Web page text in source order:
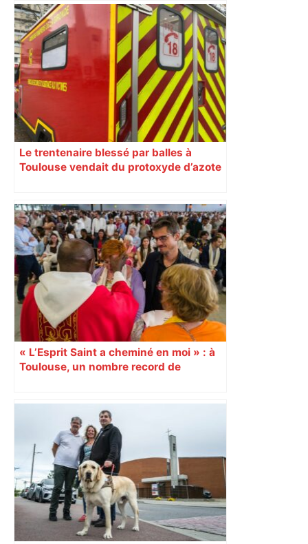
Le trentenaire blessé par balles à
Toulouse vendait du protoxyde d’azote
« L’Esprit Saint a cheminé en moi » : à
Toulouse, un nombre record de
1 000 jeunes et adultes qui ont reçu la
confirmation, se sont rassemblées
dimanche 8 juin, au Parc des
expositions de Toulouse. Un
événement diocésain hors norme. 9
juin Reportage